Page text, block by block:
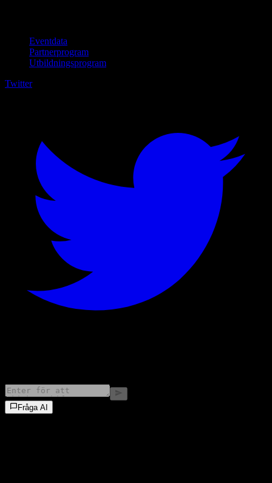
Eventdata
Partnerprogram
Utbildningsprogram
Twitter
Fråga AI